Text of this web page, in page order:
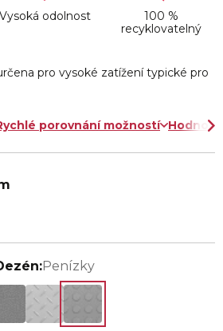
Vysoká odolnost
100 %
recyklovatelný
pro vysoké zatížení typické pro
porovnání možností
Penízky